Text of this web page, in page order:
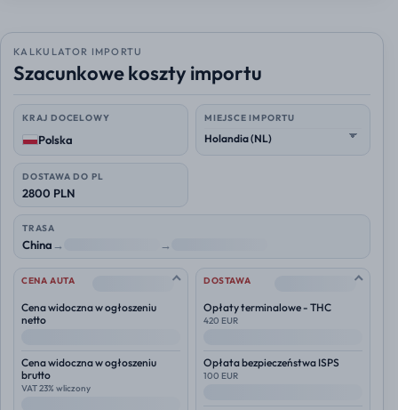
KALKULATOR IMPORTU
Szacunkowe koszty importu
KRAJ DOCELOWY
Polska
MIEJSCE IMPORTU
DOSTAWA DO PL
2800 PLN
TRASA
China→ →
CENA AUTA --
Cena widoczna w ogłoszeniu
netto
Cena widoczna w ogłoszeniu
brutto
VAT 23% wliczony
DOSTAWA --
Opłaty terminalowe - THC
420 EUR
Opłata bezpieczeństwa ISPS
100 EUR